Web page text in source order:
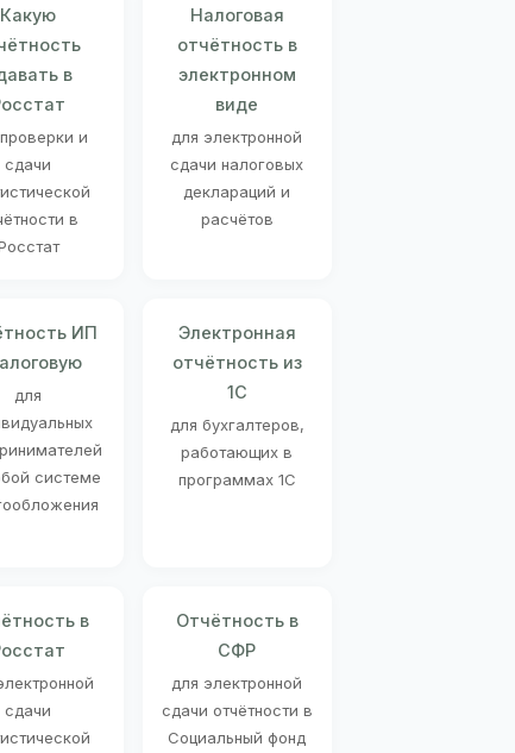
Какую
в
и
сдачи
в
Налоговая
отчётность в
электронном
виде
для электронной
сдачи налоговых
деклараций и
расчётов
ИП
для
системе
Электронная
отчётность из
1С
для бухгалтеров,
работающих в
программах 1С
в
сдачи
Отчётность в
СФР
для электронной
сдачи отчётности в
Социальный фонд